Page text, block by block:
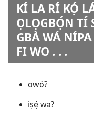
KÍ LA RÍ KỌ́
ỌLỌGBỌ́N TÍ
GBÀ WÁ
FI WO . . .
owó?
iṣẹ́ wa?